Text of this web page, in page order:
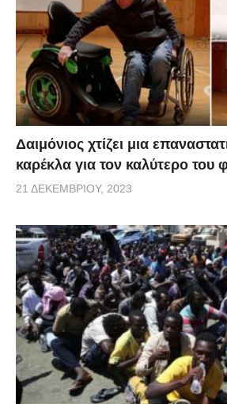
Δαιμόνιος χτίζει μια
καρέκλα για τον καλύτερο του
21 ΔΕΚΕΜΒΡΊΟΥ, 2023